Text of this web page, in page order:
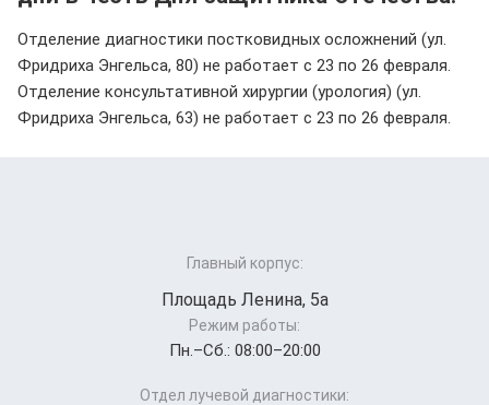
Отделение диагностики постковидных осложнений (ул.
Фридриха Энгельса, 80) не работает с 23 по 26 февраля.
Отделение консультативной хирургии (урология) (ул.
Фридриха Энгельса, 63) не работает с 23 по 26 февраля.
Главный корпус:
Площадь Ленина, 5а
Режим работы:
Пн.–Cб.: 08:00–20:00
Отдел лучевой диагностики: